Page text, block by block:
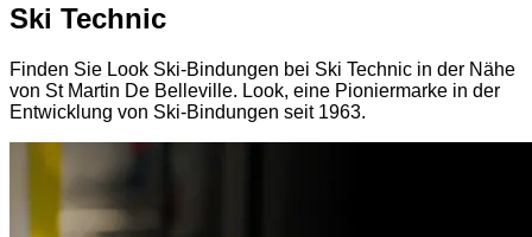
Ski Technic
Finden Sie Look Ski-Bindungen bei Ski Technic in der Nähe
von St Martin De Belleville. Look, eine Pioniermarke in der
Entwicklung von Ski-Bindungen seit 1963.